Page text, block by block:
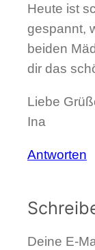
Heute ist
gespannt,
beiden
dir das
Liebe
Ina
Antworten
Deine E-